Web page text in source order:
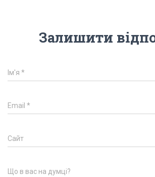
Залишити
Ім'я *
Email *
Сайт
Що в вас на думці?